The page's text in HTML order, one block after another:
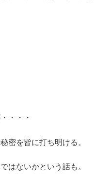
・・・
密を皆に打ち明ける。
はないかという話も。